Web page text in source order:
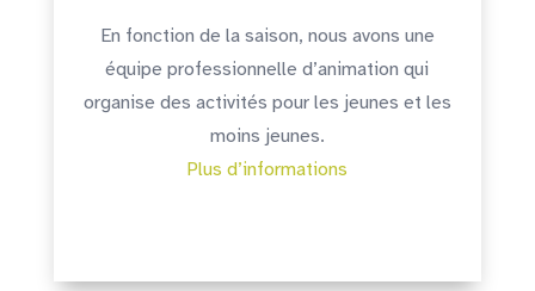
En fonction de la saison, nous avons une
équipe professionnelle d’animation qui
organise des activités pour les jeunes et les
moins jeunes.
Plus d’informations